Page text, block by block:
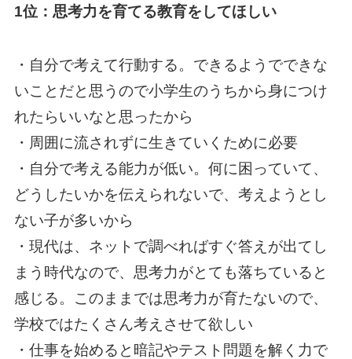
1位：思考力を育てる教育をしてほしい
・自分で考えて行動する。できるようでできな
いことだと思うので小学生のうちから身につけ
れたらいいなと思ったから
・周囲に流されずに生きていくために必要
・自分で考える能力が低い。何に困っていて、
どうしたいかを伝えられないで、考えようとし
ない子が多いから
・現代は、ネットで調べればすぐ答えが出てし
まう時代なので、思考力がとても落ちていると
感じる。このままでは思考力が育たないので、
学校ではたくさん考えさせて欲しい
・仕事を始めると暗記やテスト問題を解く力で